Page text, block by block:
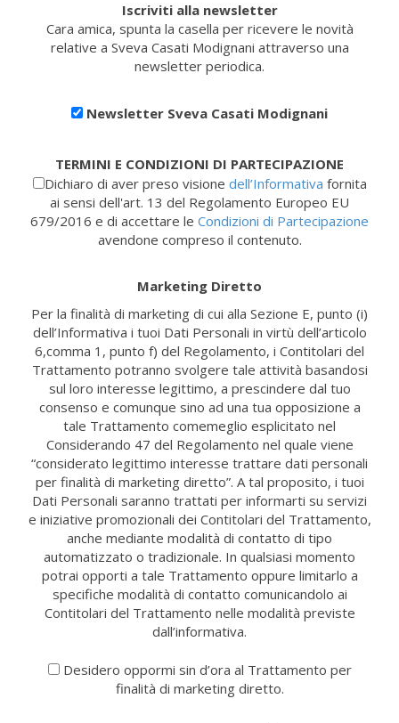
Iscriviti alla newsletter
Cara amica, spunta la casella per ricevere le novità
relative a Sveva Casati Modignani attraverso una
newsletter periodica.
Newsletter Sveva Casati Modignani
TERMINI E CONDIZIONI DI PARTECIPAZIONE
Dichiaro di aver preso visione dell’Informativa fornita
ai sensi dell'art. 13 del Regolamento Europeo EU
679/2016 e di accettare le Condizioni di Partecipazione
avendone compreso il contenuto.
Marketing Diretto
Per la finalità di marketing di cui alla Sezione E, punto (i)
dell’Informativa i tuoi Dati Personali in virtù dell’articolo
6,comma 1, punto f) del Regolamento, i Contitolari del
Trattamento potranno svolgere tale attività basandosi
sul loro interesse legittimo, a prescindere dal tuo
consenso e comunque sino ad una tua opposizione a
tale Trattamento comemeglio esplicitato nel
Considerando 47 del Regolamento nel quale viene
“considerato legittimo interesse trattare dati personali
per finalità di marketing diretto”. A tal proposito, i tuoi
Dati Personali saranno trattati per informarti su servizi
e iniziative promozionali dei Contitolari del Trattamento,
anche mediante modalità di contatto di tipo
automatizzato o tradizionale. In qualsiasi momento
potrai opporti a tale Trattamento oppure limitarlo a
specifiche modalità di contatto comunicandolo ai
Contitolari del Trattamento nelle modalità previste
dall’informativa.
Desidero oppormi sin d’ora al Trattamento per
finalità di marketing diretto.